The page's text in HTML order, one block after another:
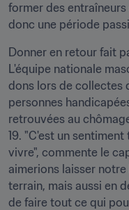
former des
donc une période
Donner en retour fait
L'équipe nationale
dons lors de collectes
personnes
retrouvées au
19. "C'est un
vivre", commente le
aimerions laisser
terrain, mais aussi en
de faire tout ce qui